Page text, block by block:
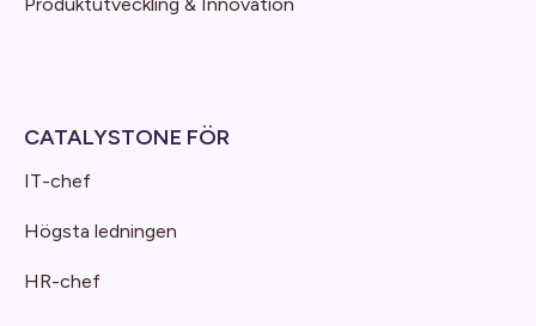
CATALYSTONE FÖR
IT-chef
Högsta ledningen
HR-chef